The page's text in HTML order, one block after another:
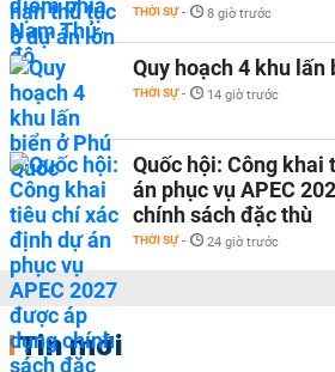
THỜI SỰ - 8 giờ trước
Quy hoạch 4 khu lấn
THỜI SỰ - 14 giờ trước
Quốc hội: Công
án phục vụ APEC
chính sách đặc thù
THỜI SỰ - 24 giờ trước
Tin mới